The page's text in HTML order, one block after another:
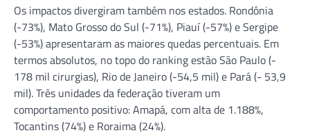
Os impactos divergiram também nos estados. Rondônia
(-73%), Mato Grosso do Sul (-71%), Piauí (-57%) e Sergipe
(-53%) apresentaram as maiores quedas percentuais. Em
termos absolutos, no topo do ranking estão São Paulo (-
178 mil cirurgias), Rio de Janeiro (-54,5 mil) e Pará (- 53,9
mil). Três unidades da federação tiveram um
comportamento positivo: Amapá, com alta de 1.188%,
Tocantins (74%) e Roraima (24%).